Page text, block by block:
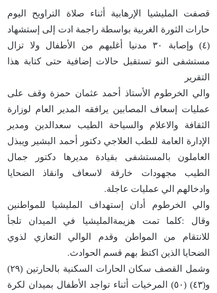
قصفت المليشيا الإرهابية أثناء صلاة التراويح اليوم
حارات الثورة الغربية بواسطة راجمة ادت إلى إستشهاد
(٤) وإصابة ٣٠ مدنيا أغلبهم من الأطفال ولا تزال
مستشفى النو تستقبل حالات إضافية حتى كتابة هذا
التقرير
والي الخرطوم الأستاذ أحمد عثمان حمزة وقف على
عمليات إسعاف المصابين يرافقه المدير العام لوزارة
الثقافة والاعلام والسياحة الطيب سعدالدين ومدير
الإدارة العامة للطب العلاجي دكتور أحمد البشير ويبذل
العاملون بالمستشفى بقيادة مديرها دكتور جمال
الطيب مجهودات خارقة لاسعاف وانقاذ الضحايا
وادخالهم الي عمليات عاجلة.
والي الخرطوم أدان إستهداف المليشيا للمواطنين
وقال :كلما تمت هزيمةالمليشيا في الميدان تلجأ
للانتقام من المواطن وقدم الوالي التعازي لذوي
الضحايا الذين اكتظ بهم قسم الحوادث.
وشمل القصف سكان الحارات السكنية بالحارتين (٢٩)
و(٤٣) (٥٠) المرخيات أثناء تواجد الأطفال بميدان لكرة